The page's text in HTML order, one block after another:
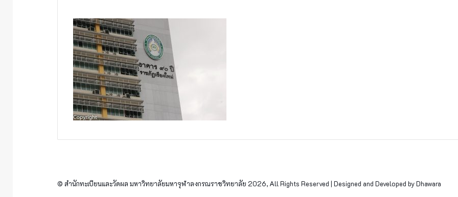
© สำนักทะเบียนและวัดผล มหาวิทยาลัยมหาจุฬาลงกรณราชวิทยาลัย 2026, All Rights Reserved | Designed and Developed by Dhawara